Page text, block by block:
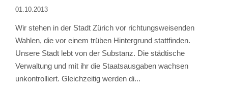
01.10.2013
Wir stehen in der Stadt Zürich vor richtungsweisenden
Wahlen, die vor einem trüben Hintergrund stattfinden.
Unsere Stadt lebt von der Substanz. Die städtische
Verwaltung und mit ihr die Staatsausgaben wachsen
unkontrolliert. Gleichzeitig werden di...